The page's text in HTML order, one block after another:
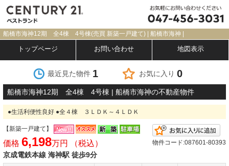
船橋市海神12期 全4棟 4号棟(売買 新築一戸建て) | 船橋市海神 |
トップページ お問い合わせ 地図表示
最近見た物件 1 お気に入り 0
船橋市海神12期 全4棟 4号棟 | 船橋市海神の不動産物件
●生活利便性良好 ●全４棟 ３ＬＤＫ～４ＬＤＫ
【新築一戸建て】
価格 6,198万円 （税込）
京成電鉄本線 海神駅 徒歩9分
物件コード:087601-80393